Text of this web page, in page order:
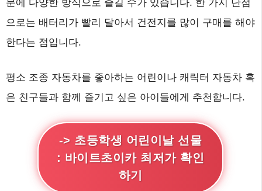
문에 다양한 방식으로 즐길 수가 있습니다. 한 가지 단점
으로는 배터리가 빨리 달아서 건전지를 많이 구매를 해야
한다는 점입니다.
평소 조종 자동차를 좋아하는 어린이나 캐릭터 자동차 혹
은 친구들과 함께 즐기고 싶은 아이들에게 추천합니다.
-> 초등학생 어린이날 선물
: 바이트초이카 최저가 확인
하기